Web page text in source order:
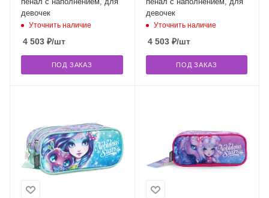
девочек
Уточнить наличие
4 503 ₽/шт
ПОД ЗАКАЗ
девочек
Уточнить наличие
4 503₽/шт
ПОД ЗАКАЗ